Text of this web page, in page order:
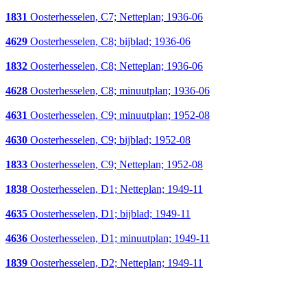
1831 Oosterhesselen, C7; Netteplan; 1936-06
4629 Oosterhesselen, C8; bijblad; 1936-06
1832 Oosterhesselen, C8; Netteplan; 1936-06
4628 Oosterhesselen, C8; minuutplan; 1936-06
4631 Oosterhesselen, C9; minuutplan; 1952-08
4630 Oosterhesselen, C9; bijblad; 1952-08
1833 Oosterhesselen, C9; Netteplan; 1952-08
1838 Oosterhesselen, D1; Netteplan; 1949-11
4635 Oosterhesselen, D1; bijblad; 1949-11
4636 Oosterhesselen, D1; minuutplan; 1949-11
1839 Oosterhesselen, D2; Netteplan; 1949-11